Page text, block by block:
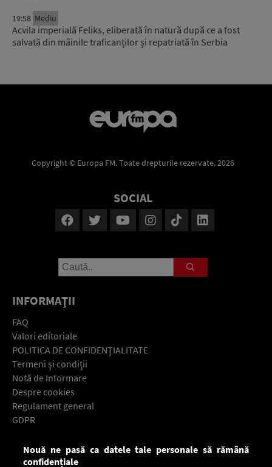
19:58 Mediu
Acvila imperială Feliks, eliberată în natură după ce a fost
salvată din mâinile traficanților și repatriată în Serbia
Copyright © Europa FM. Toate drepturile rezervate. 2026
SOCIAL
INFORMAŢII
FAQ
Valori editoriale
POLITICA DE CONFIDENŢIALITATE
Termeni şi condiţii
Notă de Informare
Despre cookies
Regulament general
GDPR
Descarcă gratuit aplicaţia Europa FM pentru smartphone:
Nouă ne pasă ca datele tale personale să rămână
confidențiale